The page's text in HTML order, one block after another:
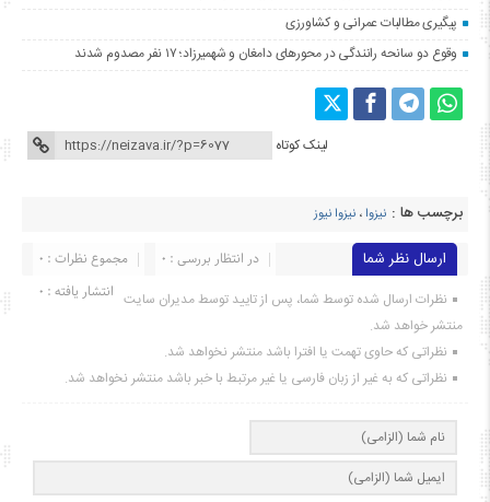
پیگیری مطالبات عمرانی و کشاورزی
وقوع دو سانحه رانندگی در محورهای دامغان و شهمیرزاد؛ ۱۷ نفر مصدوم شدند
لینک کوتاه
برچسب ها : نیزوا ، نیزوا نیوز
ارسال نظر شما مجموع نظرات : 0
در انتظار بررسی : 0
انتشار یافته : ۰ نظرات ارسال شده توسط شما، پس از تایید توسط مدیران سایت
منتشر خواهد شد.
نظراتی که حاوی تهمت یا افترا باشد منتشر نخواهد شد.
نظراتی که به غیر از زبان فارسی یا غیر مرتبط با خبر باشد منتشر نخواهد شد.